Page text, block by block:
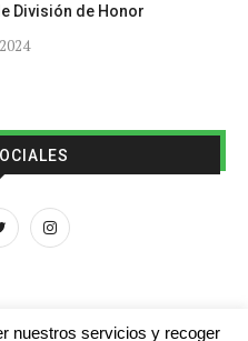
División de Honor
nuestros servicios y recoger